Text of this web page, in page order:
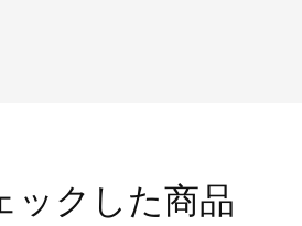
ックした商品